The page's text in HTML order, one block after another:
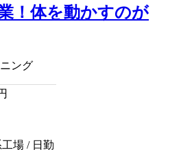
！体を動かすのが
ング
場 / 日勤